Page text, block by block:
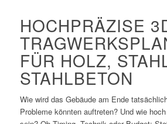
HOCHPRÄZISE
FÜR HOLZ,
STAHLBETON
Wie wird das Gebäude am Ende
Probleme könnten auftreten? Und wie